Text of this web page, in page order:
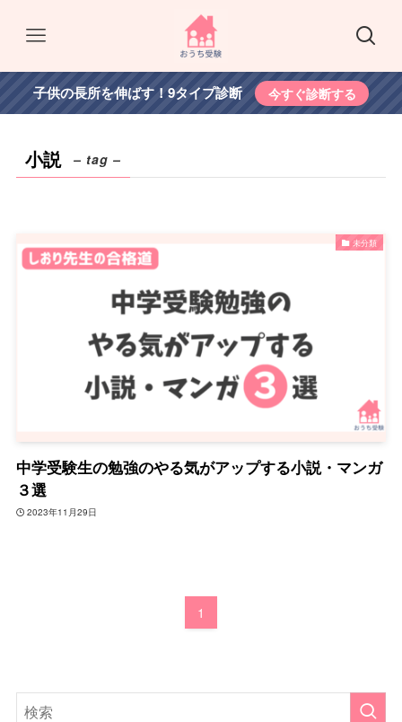
子供の長所を伸ばす！9タイプ診断 今すぐ診断する
小説 – tag –
未分類
中学受験生の勉強のやる気がアップする小説・マンガ
３選
2023年11月29日
1